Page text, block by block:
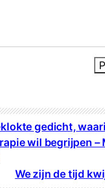
gedicht,
wil begrijpen –
We zijn de tijd